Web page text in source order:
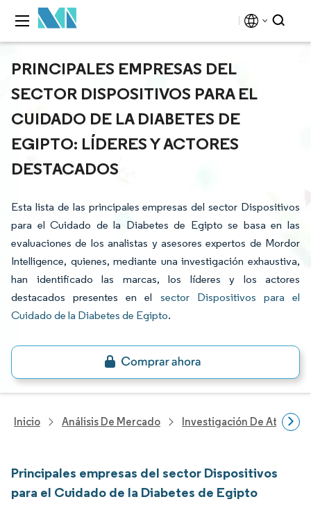
PRINCIPALES EMPRESAS DEL
SECTOR DISPOSITIVOS PARA EL
CUIDADO DE LA DIABETES DE
EGIPTO: LÍDERES Y ACTORES
DESTACADOS
Esta lista de las principales empresas del sector Dispositivos
para el Cuidado de la Diabetes de Egipto se basa en las
evaluaciones de los analistas y asesores expertos de Mordor
Intelligence, quienes, mediante una investigación exhaustiva,
han identificado las marcas, los líderes y los actores
destacados presentes en el sector Dispositivos para el
Cuidado de la Diabetes de Egipto.
Inicio Análisis De Mercado Investigación De
Principales empresas del sector Dispositivos
para el Cuidado de la Diabetes de Egipto